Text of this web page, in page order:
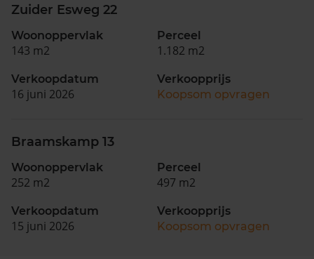
Zuider Esweg 22
Woonoppervlak
143 m2
Perceel
1.182 m2
Verkoopdatum
16 juni 2026
Verkoopprijs
Koopsom opvragen
Braamskamp 13
Woonoppervlak
252 m2
Perceel
497 m2
Verkoopdatum
15 juni 2026
Verkoopprijs
Koopsom opvragen